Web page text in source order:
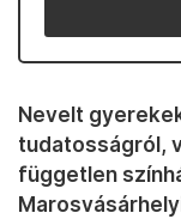
Nevelt
tudatosságról,
független